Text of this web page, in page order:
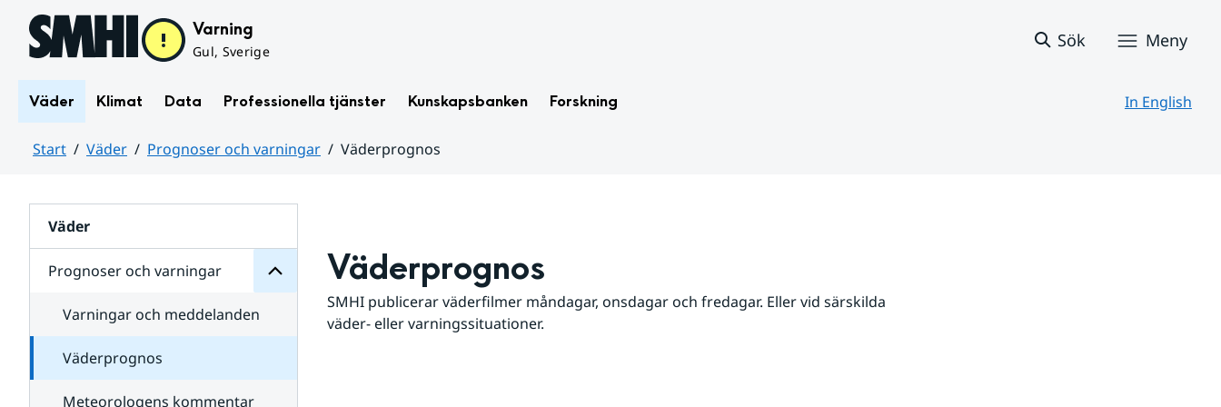
Hoppa till sidans innehåll Varning
Gul, Sverige
Sök Meny
Väder Klimat Data Professionella tjänster Kunskapsbanken Forskning In English
Start Väder Prognoser och varningar
Väderprognos
Väder
Prognoser och varningar
för
varningar
Varningar och meddelanden
Väderprognos
Meteorologens kommentar
Väderprognos
SMHI publicerar väderfilmer måndagar, onsdagar och fredagar. Eller vid särskilda
väder- eller varningssituationer.